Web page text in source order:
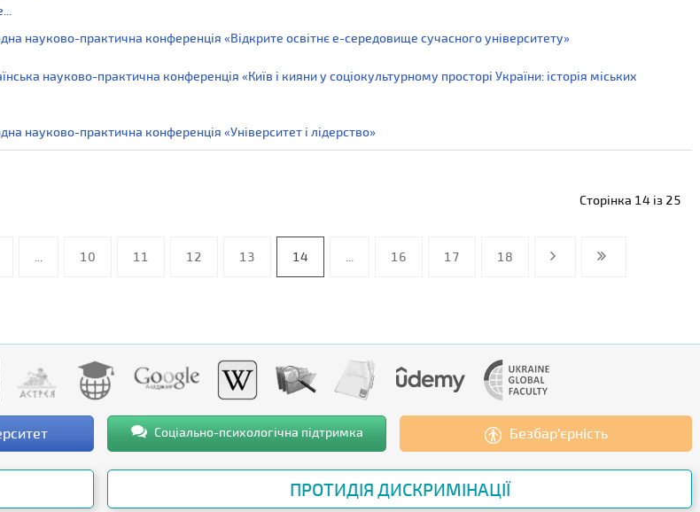
науково-практична конференція «Відкрите освітнє е-середовище сучасного університету»
науково-практична конференція «Київ і кияни у соціокультурному просторі України: історія міських
науково-практична конференція «Університет і лідерство»
Сторінка 14 із 25
10 11 12 13 14 16 17 18
Соціально-психологічна підтримка Безбар’єрність
ПРОТИДІЯ ДИСКРИМІНАЦІЇ